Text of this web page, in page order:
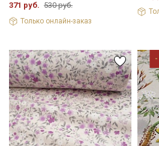
371 руб. 530 руб.
Только онлайн-заказ
Подписаться
данных
ДаюСогласие на получение
информационных рассылок